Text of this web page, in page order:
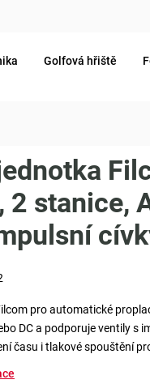
Golfová hřiště
stanice,
pro automatické
DC a podporuje ventily s
času i tlakové spouštění